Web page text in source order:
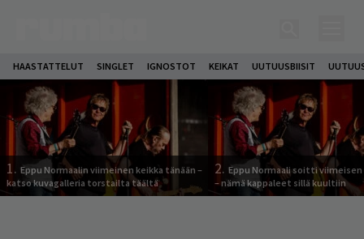
HAASTATTELUT SINGLET IGNOSTOT KEIKAT UUTUUSBIISIT
1. Eppu Normaalin viimeinen keikka tänään –
katso kuvagalleria torstailta täältä
2. Eppu Normaali soitti viimeisen
– nämä kappaleet sillä kuultiin